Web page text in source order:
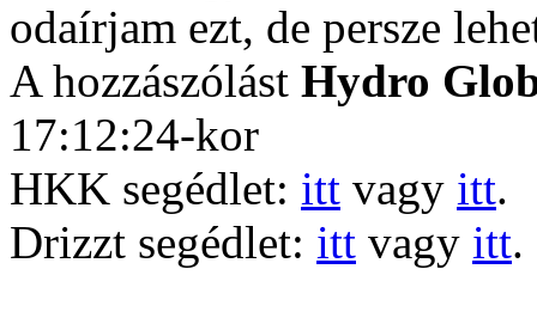
odaírjam ezt, de persze
A hozzászólást Hydro
17:12:24-kor
HKK segédlet: itt vagy itt.
Drizzt segédlet: itt vagy itt.